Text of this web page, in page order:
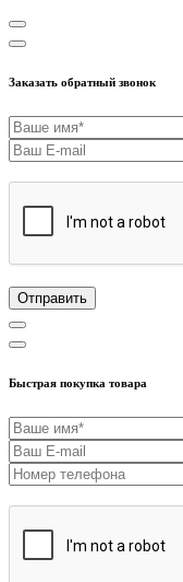
Заказать обратный звонок
Отправить
Быстрая покупка товара